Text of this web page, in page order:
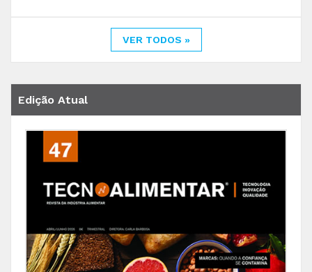
VER TODOS »
Edição Atual